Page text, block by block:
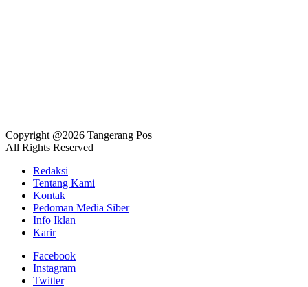
Copyright @2026 Tangerang Pos
All Rights Reserved
Redaksi
Tentang Kami
Kontak
Pedoman Media Siber
Info Iklan
Karir
Facebook
Instagram
Twitter